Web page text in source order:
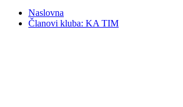
Naslovna
Članovi kluba: KA TIM